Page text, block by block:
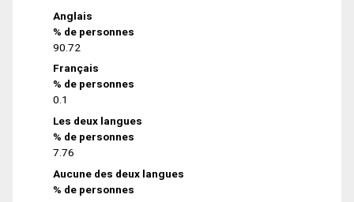
Anglais
% de personnes
90.72
Français
% de personnes
0.1
Les deux langues
% de personnes
7.76
Aucune des deux langues
% de personnes